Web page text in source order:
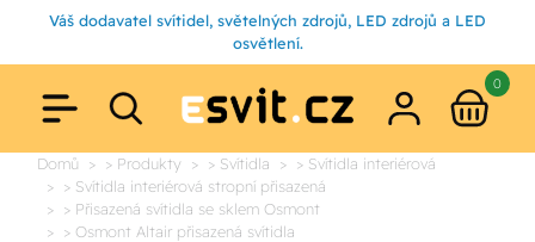
Váš dodavatel svítidel, světelných zdrojů, LED zdrojů a LED
osvětlení.
0
Domů > Produkty > Svítidla
> Svítidla interiérová
> Svítidla interiérová stropní přisazená
> Přisazená svítidla se sklem Osmont
> Osmont Altair přisazená svítidla